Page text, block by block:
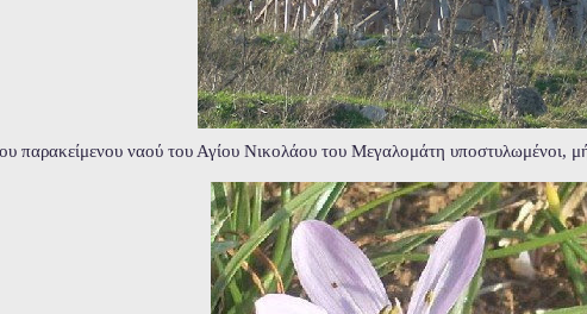
παρακείμενου ναού του Αγίου Νικολάου του Μεγαλομάτη υποστυλωμένοι,